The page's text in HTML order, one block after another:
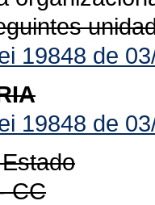
19848 de
19848 de
CC